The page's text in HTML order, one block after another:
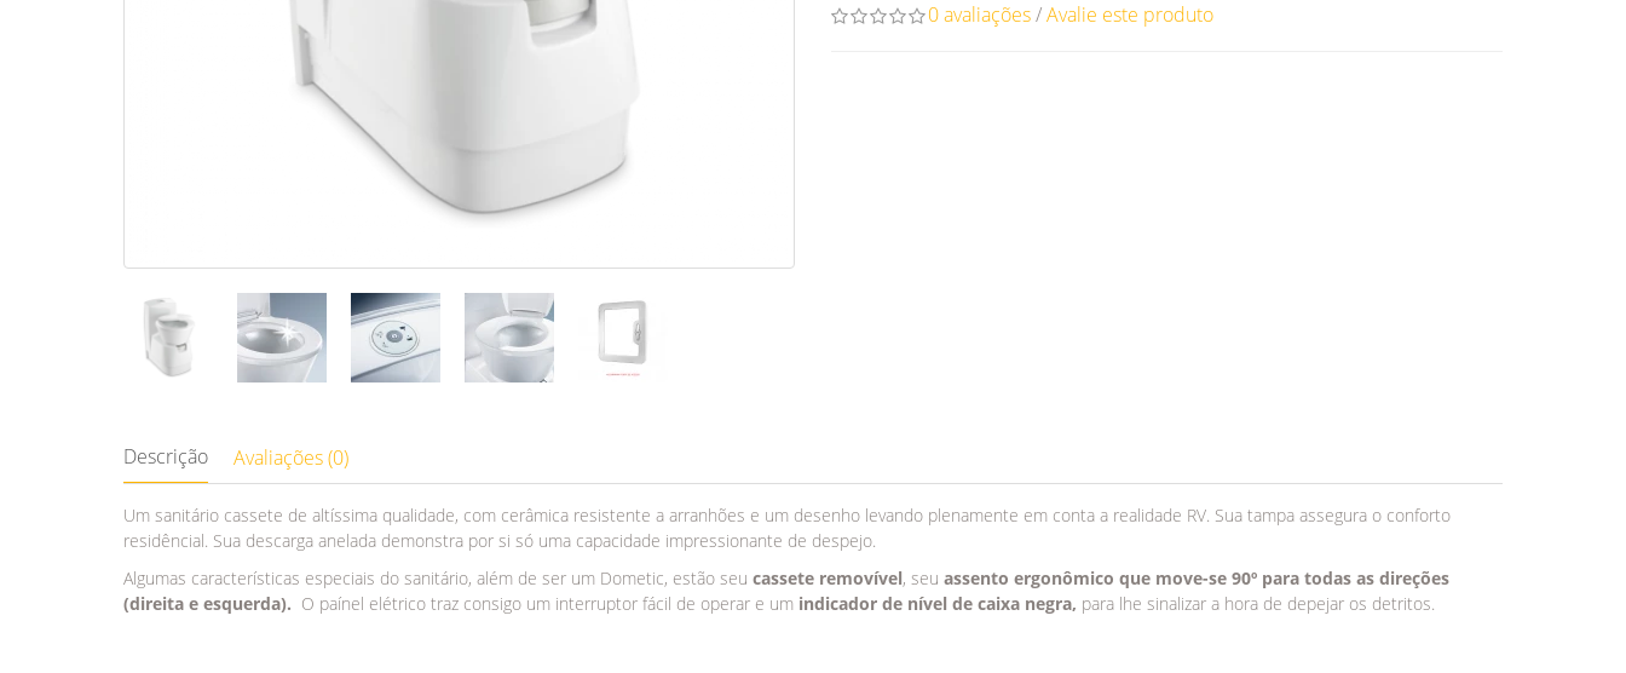
0 avaliações/Avalie este produto
Descrição Avaliações (0)
Um sanitário cassete de altíssima qualidade, com cerâmica resistente a arranhões e um desenho levando plenamente em conta a realidade RV. Sua tampa assegura o conforto
residêncial. Sua descarga anelada demonstra por si só uma capacidade impressionante de despejo.
Algumas características especiais do sanitário, além de ser um Dometic, estão seu cassete removível, seu assento ergonômico que move-se 90º para todas as direções
(direita e esquerda). O paínel elétrico traz consigo um interruptor fácil de operar e um indicador de nível de caixa negra, para lhe sinalizar a hora de depejar os detritos.